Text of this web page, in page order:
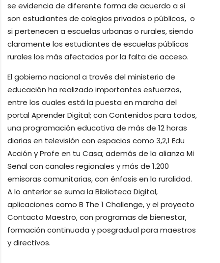
se evidencia de diferente forma de acuerdo a si
son estudiantes de colegios privados o públicos, o
si pertenecen a escuelas urbanas o rurales, siendo
claramente los estudiantes de escuelas públicas
rurales los más afectados por la falta de acceso.
El gobierno nacional a través del ministerio de
educación ha realizado importantes esfuerzos,
entre los cuales está la puesta en marcha del
portal Aprender Digital; con Contenidos para todos,
una programación educativa de más de 12 horas
diarias en televisión con espacios como 3,2,1 Edu
Acción y Profe en tu Casa; además de la alianza Mi
Señal con canales regionales y más de 1.200
emisoras comunitarias, con énfasis en la ruralidad.
A lo anterior se suma la Biblioteca Digital,
aplicaciones como B The 1 Challenge, y el proyecto
Contacto Maestro, con programas de bienestar,
formación continuada y posgradual para maestros
y directivos.